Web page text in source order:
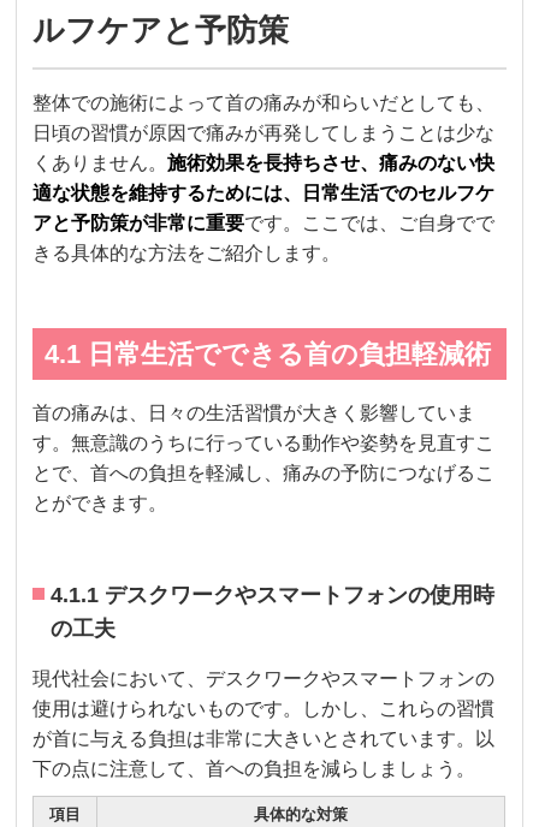
ルフケアと予防策
整体での施術によって首の痛みが和らいだとしても、
日頃の習慣が原因で痛みが再発してしまうことは少な
くありません。施術効果を長持ちさせ、痛みのない快
適な状態を維持するためには、日常生活でのセルフケ
アと予防策が非常に重要です。ここでは、ご自身でで
きる具体的な方法をご紹介します。
4.1 日常生活でできる首の負担軽減術
首の痛みは、日々の生活習慣が大きく影響していま
す。無意識のうちに行っている動作や姿勢を見直すこ
とで、首への負担を軽減し、痛みの予防につなげるこ
とができます。
4.1.1 デスクワークやスマートフォンの使用時
の工夫
現代社会において、デスクワークやスマートフォンの
使用は避けられないものです。しかし、これらの習慣
が首に与える負担は非常に大きいとされています。以
下の点に注意して、首への負担を減らしましょう。
項目 具体的な対策